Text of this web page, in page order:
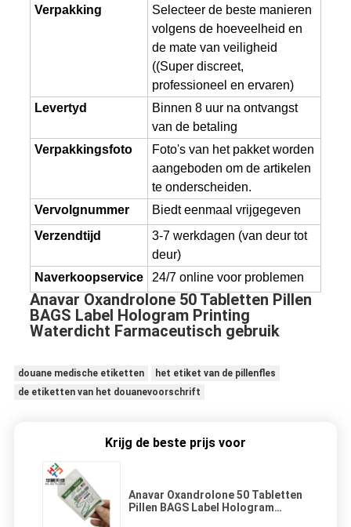
Verpakking
Selecteer de beste manieren
volgens de hoeveelheid en
de mate van veiligheid
((Super discreet,
professioneel en ervaren)
Levertyd
Binnen 8 uur na ontvangst
van de betaling
Verpakkingsfoto
Foto's van het pakket worden
aangeboden om de artikelen
te onderscheiden.
Vervolgnummer
Biedt eenmaal vrijgegeven
Verzendtijd
3-7 werkdagen (van deur tot
deur)
Naverkoopservice
24/7 online voor problemen
Anavar Oxandrolone 50 Tabletten Pillen
BAGS Label Hologram Printing
Waterdicht Farmaceutisch gebruik
douane medische etiketten
het etiket van de pillenfles
de etiketten van het douanevoorschrift
Krijg de beste prijs voor
Anavar Oxandrolone 50 Tabletten
Pillen BAGS Label Hologram